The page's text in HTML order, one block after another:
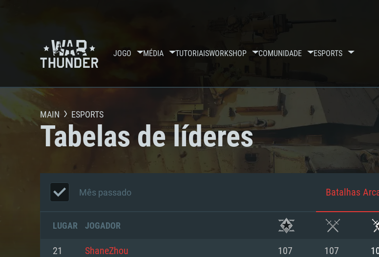
JOGO MÉDIA TUTORIAISWORKSHOP COMUNIDADE ESPORTS
MAIN ESPORTS
Tabelas de líderes
Mês passado Batalhas
LUGAR JOGADOR
21 ShaneZhou 107 107